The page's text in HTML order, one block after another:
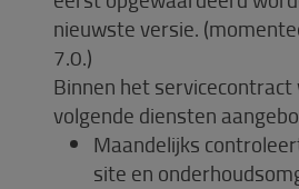
nieuwste versie.
7.0.)
Binnen het servicecontract
volgende diensten
Maandelijks
site en